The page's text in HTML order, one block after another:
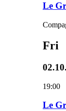
Le
Fri
02.10.
19:00
Le